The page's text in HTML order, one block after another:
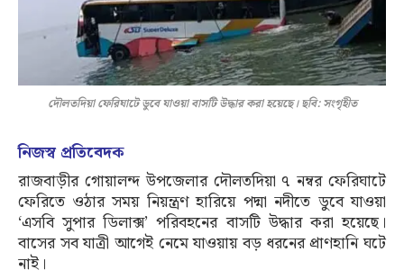
দৌলতদিয়া ফেরিঘাটে ডুবে যাওয়া বাসটি উদ্ধার করা হয়েছে। ছবি: সংগৃহীত
নিজস্ব প্রতিবেদক
রাজবাড়ীর গোয়ালন্দ উপজেলার দৌলতদিয়া ৭ নম্বর ফেরিঘাটে
ফেরিতে ওঠার সময় নিয়ন্ত্রণ হারিয়ে পদ্মা নদীতে ডুবে যাওয়া
‘এসবি সুপার ডিলাক্স’ পরিবহনের বাসটি উদ্ধার করা হয়েছে।
বাসের সব যাত্রী আগেই নেমে যাওয়ায় বড় ধরনের প্রাণহানি ঘটে
নাই।